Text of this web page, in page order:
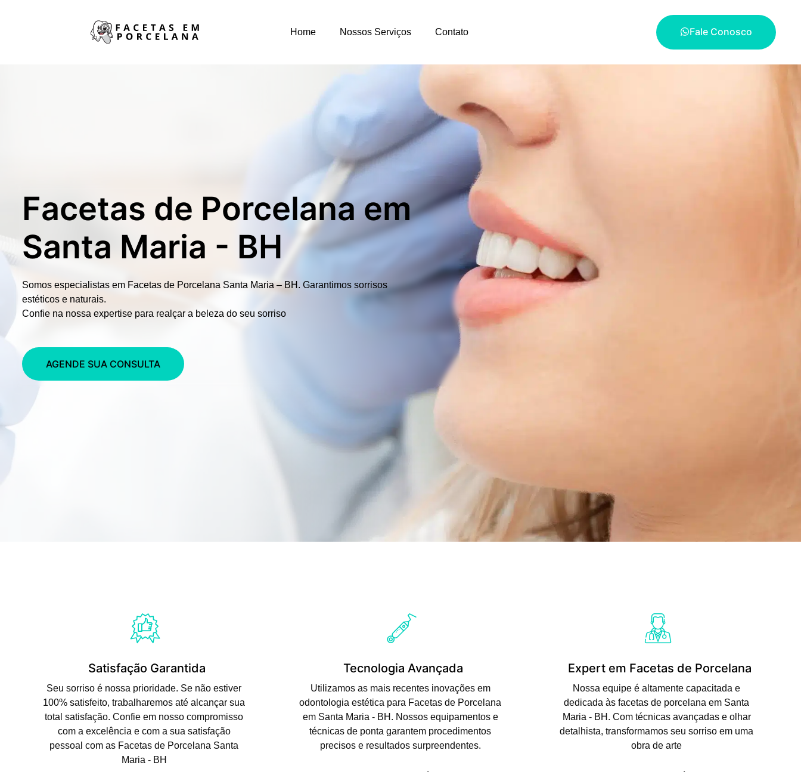
Home Nossos Serviços Contato Fale Conosco
Facetas de Porcelana em
Santa Maria - BH
Somos especialistas em Facetas de Porcelana Santa Maria – BH. Garantimos sorrisos
estéticos e naturais.
Confie na nossa expertise para realçar a beleza do seu sorriso
AGENDE SUA CONSULTA
Satisfação Garantida
Seu sorriso é nossa prioridade. Se não estiver
100% satisfeito, trabalharemos até alcançar sua
total satisfação. Confie em nosso compromisso
com a excelência e com a sua satisfação
pessoal com as Facetas de Porcelana Santa
Maria - BH
Tecnologia Avançada
Utilizamos as mais recentes inovações em
odontologia estética para Facetas de Porcelana
em Santa Maria - BH. Nossos equipamentos e
técnicas de ponta garantem procedimentos
precisos e resultados surpreendentes.
Expert em Facetas de Porcelana
Nossa equipe é altamente capacitada e
dedicada às facetas de porcelana em Santa
Maria - BH. Com técnicas avançadas e olhar
detalhista, transformamos seu sorriso em uma
obra de arte